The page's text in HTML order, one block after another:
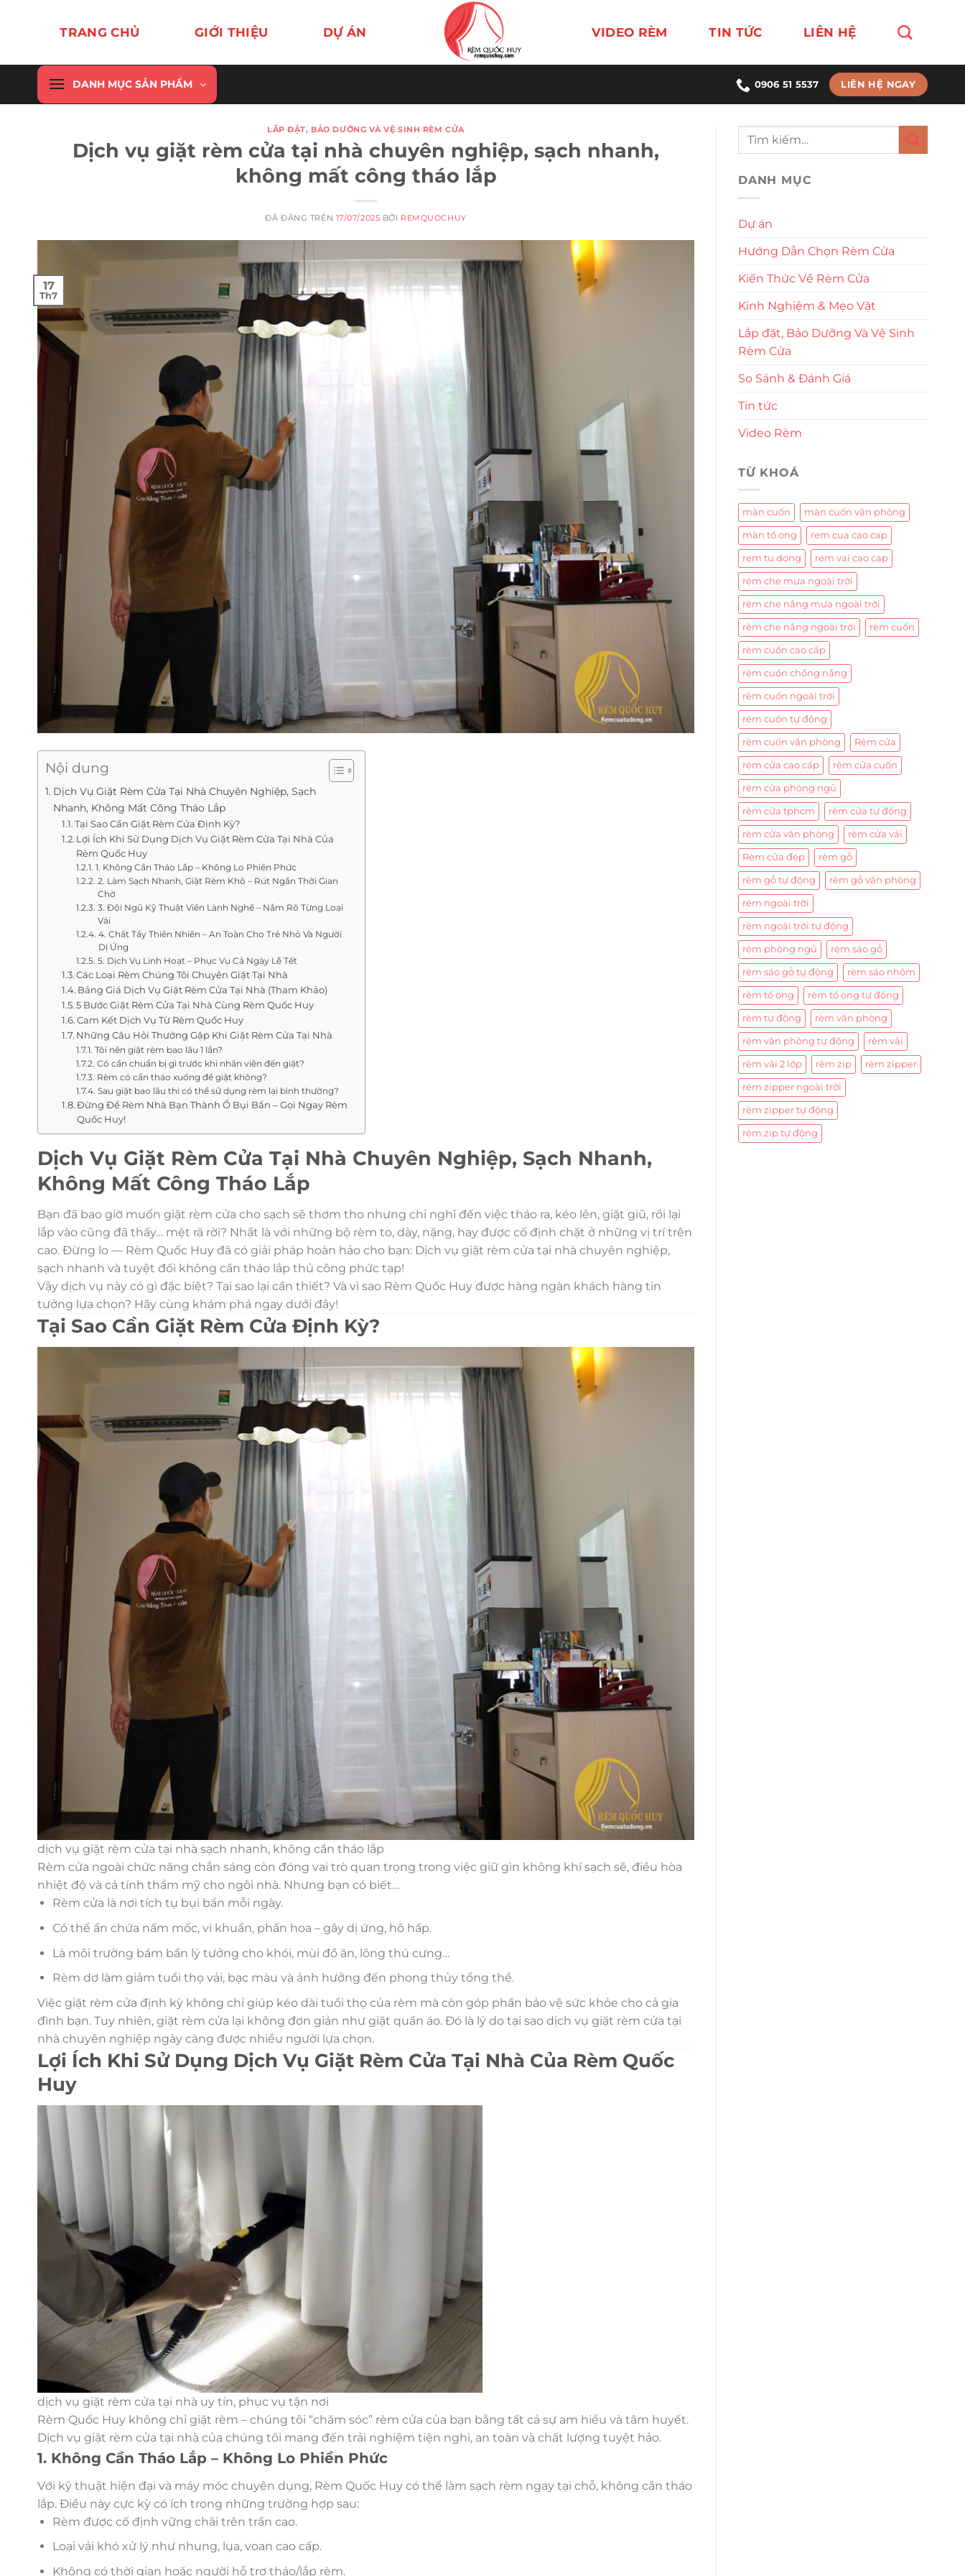
dung
TRANG CHỦ GIỚI THIỆU DỰ ÁN VIDEO RÈM TIN TỨC LIÊN HỆ
DANH MỤC SẢN PHẨM 0906 51 5537 LIÊN HỆ NGAY
LẮP ĐẶT, BẢO DƯỠNG VÀ VỆ SINH RÈM CỬA
Dịch vụ giặt rèm cửa tại nhà chuyên nghiệp, sạch nhanh,
không mất công tháo lắp
ĐÃ ĐĂNG TRÊN 17/07/2025 BỞI REMQUOCHUY
17
Th7
Nội dung
Dịch Vụ Giặt Rèm Cửa Tại Nhà Chuyên Nghiệp, Sạch
Nhanh, Không Mất Công Tháo Lắp
Tại Sao Cần Giặt Rèm Cửa Định Kỳ?
Lợi Ích Khi Sử Dụng Dịch Vụ Giặt Rèm Cửa Tại Nhà Của
Rèm Quốc Huy
1. Không Cần Tháo Lắp – Không Lo Phiền Phức
2. Làm Sạch Nhanh, Giặt Rèm Khô – Rút Ngắn Thời Gian
Chờ
3. Đội Ngũ Kỹ Thuật Viên Lành Nghề – Nắm Rõ Từng Loại
Vải
4. Chất Tẩy Thiên Nhiên – An Toàn Cho Trẻ Nhỏ Và Người
Dị Ứng
5. Dịch Vụ Linh Hoạt – Phục Vụ Cả Ngày Lễ Tết
Các Loại Rèm Chúng Tôi Chuyên Giặt Tại Nhà
Bảng Giá Dịch Vụ Giặt Rèm Cửa Tại Nhà (Tham Khảo)
5 Bước Giặt Rèm Cửa Tại Nhà Cùng Rèm Quốc Huy
Cam Kết Dịch Vụ Từ Rèm Quốc Huy
Những Câu Hỏi Thường Gặp Khi Giặt Rèm Cửa Tại Nhà
Tôi nên giặt rèm bao lâu 1 lần?
Có cần chuẩn bị gì trước khi nhân viên đến giặt?
Rèm có cần tháo xuống để giặt không?
Sau giặt bao lâu thì có thể sử dụng rèm lại bình thường?
Đừng Để Rèm Nhà Bạn Thành Ổ Bụi Bẩn – Gọi Ngay Rèm
Quốc Huy!
Dịch Vụ Giặt Rèm Cửa Tại Nhà Chuyên Nghiệp, Sạch Nhanh,
Không Mất Công Tháo Lắp
Bạn đã bao giờ muốn giặt rèm cửa cho sạch sẽ thơm tho nhưng chỉ nghĩ đến việc tháo ra, kéo lên, giặt giũ, rồi lại
lắp vào cũng đã thấy… mệt rã rời? Nhất là với những bộ rèm to, dày, nặng, hay được cố định chặt ở những vị trí trên
cao. Đừng lo — Rèm Quốc Huy đã có giải pháp hoàn hảo cho bạn: Dịch vụ giặt rèm cửa tại nhà chuyên nghiệp,
sạch nhanh và tuyệt đối không cần tháo lắp thủ công phức tạp!
Vậy dịch vụ này có gì đặc biệt? Tại sao lại cần thiết? Và vì sao Rèm Quốc Huy được hàng ngàn khách hàng tin
tưởng lựa chọn? Hãy cùng khám phá ngay dưới đây!
Tại Sao Cần Giặt Rèm Cửa Định Kỳ?
dịch vụ giặt rèm cửa tại nhà sạch nhanh, không cần tháo lắp
Rèm cửa ngoài chức năng chắn sáng còn đóng vai trò quan trọng trong việc giữ gìn không khí sạch sẽ, điều hòa
nhiệt độ và cả tính thẩm mỹ cho ngôi nhà. Nhưng bạn có biết…
Rèm cửa là nơi tích tụ bụi bẩn mỗi ngày.
Có thể ẩn chứa nấm mốc, vi khuẩn, phấn hoa – gây dị ứng, hô hấp.
Là môi trường bám bẩn lý tưởng cho khói, mùi đồ ăn, lông thú cưng…
Rèm dơ làm giảm tuổi thọ vải, bạc màu và ảnh hưởng đến phong thủy tổng thể.
Việc giặt rèm cửa định kỳ không chỉ giúp kéo dài tuổi thọ của rèm mà còn góp phần bảo vệ sức khỏe cho cả gia
đình bạn. Tuy nhiên, giặt rèm cửa lại không đơn giản như giặt quần áo. Đó là lý do tại sao dịch vụ giặt rèm cửa tại
nhà chuyên nghiệp ngày càng được nhiều người lựa chọn.
Lợi Ích Khi Sử Dụng Dịch Vụ Giặt Rèm Cửa Tại Nhà Của Rèm Quốc
Huy
dịch vụ giặt rèm cửa tại nhà uy tín, phục vụ tận nơi
Rèm Quốc Huy không chỉ giặt rèm – chúng tôi “chăm sóc” rèm cửa của bạn bằng tất cả sự am hiểu và tâm huyết.
Dịch vụ giặt rèm cửa tại nhà của chúng tôi mang đến trải nghiệm tiện nghi, an toàn và chất lượng tuyệt hảo.
1. Không Cần Tháo Lắp – Không Lo Phiền Phức
Với kỹ thuật hiện đại và máy móc chuyên dụng, Rèm Quốc Huy có thể làm sạch rèm ngay tại chỗ, không cần tháo
lắp. Điều này cực kỳ có ích trong những trường hợp sau:
Rèm được cố định vững chãi trên trần cao.
Loại vải khó xử lý như nhung, lụa, voan cao cấp.
Không có thời gian hoặc người hỗ trợ tháo/lắp rèm.
DANH MỤC
Dự án
Hướng Dẫn Chọn Rèm Cửa
Kiến Thức Về Rèm Cửa
Kinh Nghiệm & Mẹo Vặt
Lắp đặt, Bảo Dưỡng Và Vệ Sinh
Rèm Cửa
So Sánh & Đánh Giá
Tin tức
Video Rèm
TỪ KHOÁ
màn cuốn màn cuốn văn phòng
màn tổ ong rem cua cao cap
rem tu dong rem vai cao cap
rèm che mưa ngoài trời
rèm che nắng mưa ngoài trời
rèm che nắng ngoài trời rèm cuốn
rèm cuốn cao cấp
rèm cuốn chống nắng
rèm cuốn ngoài trời
rèm cuốn tự động
rèm cuốn văn phòng Rèm cửa
rèm cửa cao cấp rèm cửa cuốn
rèm cửa phòng ngủ
rèm cửa tphcm rèm cửa tự động
rèm cửa văn phòng rèm cửa vải
Rèm cửa đẹp rèm gỗ
rèm gỗ tự động rèm gỗ văn phòng
rèm ngoài trời
rèm ngoài trời tự động
rèm phòng ngủ rèm sáo gỗ
rèm sáo gỗ tự động rèm sáo nhôm
rèm tổ ong rèm tổ ong tự động
rèm tự động rèm văn phòng
rèm văn phòng tự động rèm vải
rèm vải 2 lớp rèm zip rèm zipper
rèm zipper ngoài trời
rèm zipper tự động
rèm zip tự động